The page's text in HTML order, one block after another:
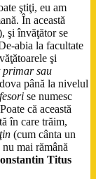
ştiţi, eu am
În această
şi învăţător se
abia la facultate
şi
primar sau
până la nivelul
se numesc
că această
în care trăim,
(cum cânta un
mai rămână
Titus